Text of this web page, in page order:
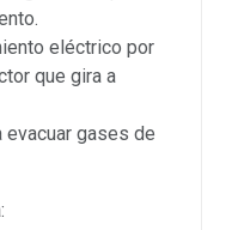
eléctrico por
que gira a
evacuar gases de